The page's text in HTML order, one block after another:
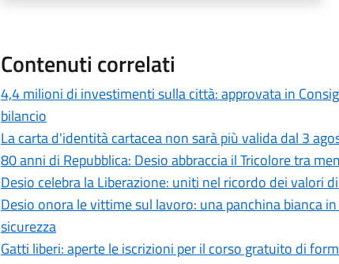
Contenuti correlati
4,4 milioni di investimenti sulla città: approvata in
bilancio
La carta d'identità cartacea non sarà più valida dal 3
80 anni di Repubblica: Desio abbraccia il Tricolore tra
Desio celebra la Liberazione: uniti nel ricordo dei valori
Desio onora le vittime sul lavoro: una panchina bianca
sicurezza
Gatti liberi: aperte le iscrizioni per il corso gratuito di